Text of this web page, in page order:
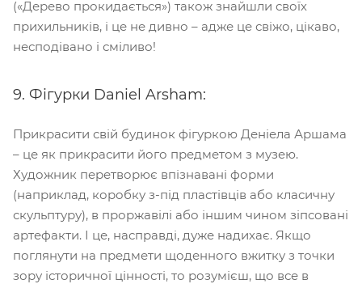
(«Дерево прокидається») також знайшли своїх
прихильників, і це не дивно – адже це свіжо, цікаво,
несподівано і сміливо!
9. Фігурки Daniel Arsham:
Прикрасити свій будинок фігуркою Деніела Аршама
– це як прикрасити його предметом з музею.
Художник перетворює впізнавані форми
(наприклад, коробку з-під пластівців або класичну
скульптуру), в проржавілі або іншим чином зіпсовані
артефакти. І це, насправді, дуже надихає. Якщо
поглянути на предмети щоденного вжитку з точки
зору історичної цінності, то розумієш, що все в